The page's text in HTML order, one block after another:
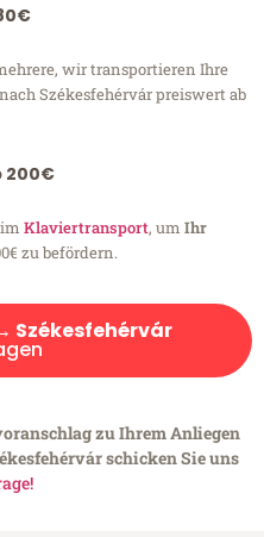
wir transportieren Ihre
nach Székesfehérvár preiswert ab
200€
Klaviertransport, um Ihr
zu befördern.
Székesfehérvár
zu Ihrem Anliegen
schicken Sie uns